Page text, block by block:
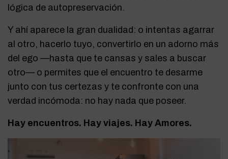
lógica de autopreservación.
Y ahí aparece la gran dualidad: o intentas agarrar
al otro, hacerlo tuyo, convertirlo en un adorno más
del ego —hasta que te cansas y sales a buscar
otro— o permites que el encuentro te desarme
junto con tus certezas y te confronte con una
verdad incómoda: no hay nada que poseer.
Hay encuentros. Hay viajes. Hay Amores.